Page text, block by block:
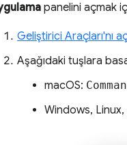
panelini açmak
Geliştirici Araçları'nı
Aşağıdaki tuşlara
macOS:
Windows,